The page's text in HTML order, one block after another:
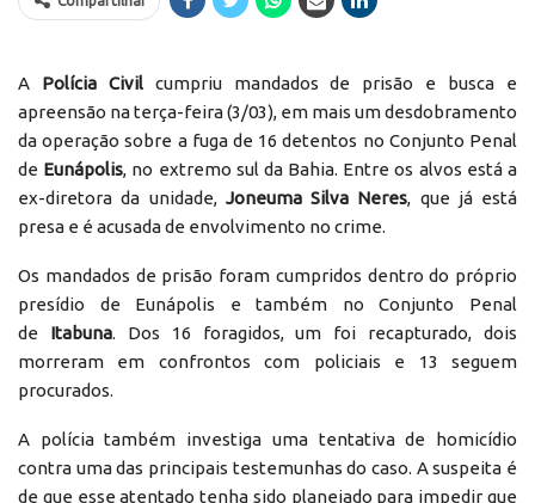
A Polícia Civilcumpriu mandados de prisão e busca e
apreensão na terça-feira (3/03), em mais um desdobramento
da operação sobre a fuga de 16 detentos no Conjunto Penal
de Eunápolis, no extremo sul da Bahia. Entre os alvos está a
ex-diretora da unidade, Joneuma Silva Neres, que já está
presa e é acusada de envolvimento no crime.
Os mandados de prisão foram cumpridos dentro do próprio
presídio de Eunápolis e também no Conjunto Penal
de Itabuna. Dos 16 foragidos, um foi recapturado, dois
morreram em confrontos com policiais e 13 seguem
procurados.
A polícia também investiga uma tentativa de homicídio
contra uma das principais testemunhas do caso. A suspeita é
de que esse atentado tenha sido planejado para impedir que